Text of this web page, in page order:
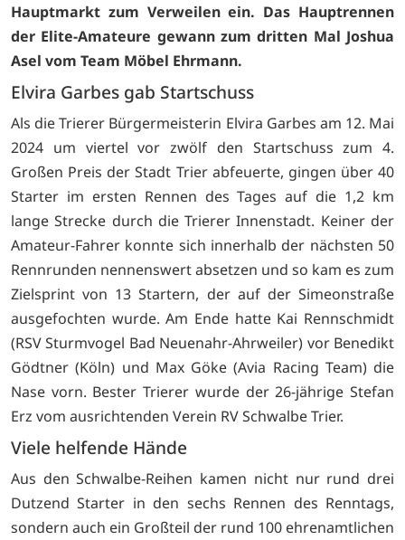
Hauptmarkt zum Verweilen ein. Das Hauptrennen
der Elite-Amateure gewann zum dritten Mal Joshua
Asel vom Team Möbel Ehrmann.
Elvira Garbes gab Startschuss
Als die Trierer Bürgermeisterin Elvira Garbes am 12. Mai
2024 um viertel vor zwölf den Startschuss zum 4.
Großen Preis der Stadt Trier abfeuerte, gingen über 40
Starter im ersten Rennen des Tages auf die 1,2 km
lange Strecke durch die Trierer Innenstadt. Keiner der
Amateur-Fahrer konnte sich innerhalb der nächsten 50
Rennrunden nennenswert absetzen und so kam es zum
Zielsprint von 13 Startern, der auf der Simeonstraße
ausgefochten wurde. Am Ende hatte Kai Rennschmidt
(RSV Sturmvogel Bad Neuenahr-Ahrweiler) vor Benedikt
Gödtner (Köln) und Max Göke (Avia Racing Team) die
Nase vorn. Bester Trierer wurde der 26-jährige Stefan
Erz vom ausrichtenden Verein RV Schwalbe Trier.
Viele helfende Hände
Aus den Schwalbe-Reihen kamen nicht nur rund drei
Dutzend Starter in den sechs Rennen des Renntags,
sondern auch ein Großteil der rund 100 ehrenamtlichen